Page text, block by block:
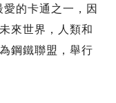
的卡通之一，因
來世界，人類和
鋼鐵聯盟，舉行